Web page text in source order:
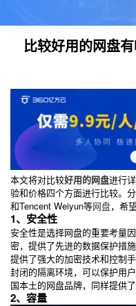
比较好用的网盘
本文将对比较好用的网盘进行
验和价格四个方面进行比较。
和Tencent Weiyun等网盘，希
1、安全性
安全性是选择网盘的重要考量
密，提供了先进的数据保护措
提供了强大的加密技术和控制
封闭的隔离环境，可以保护用
国本土的网盘品牌，同样提供
2、容量